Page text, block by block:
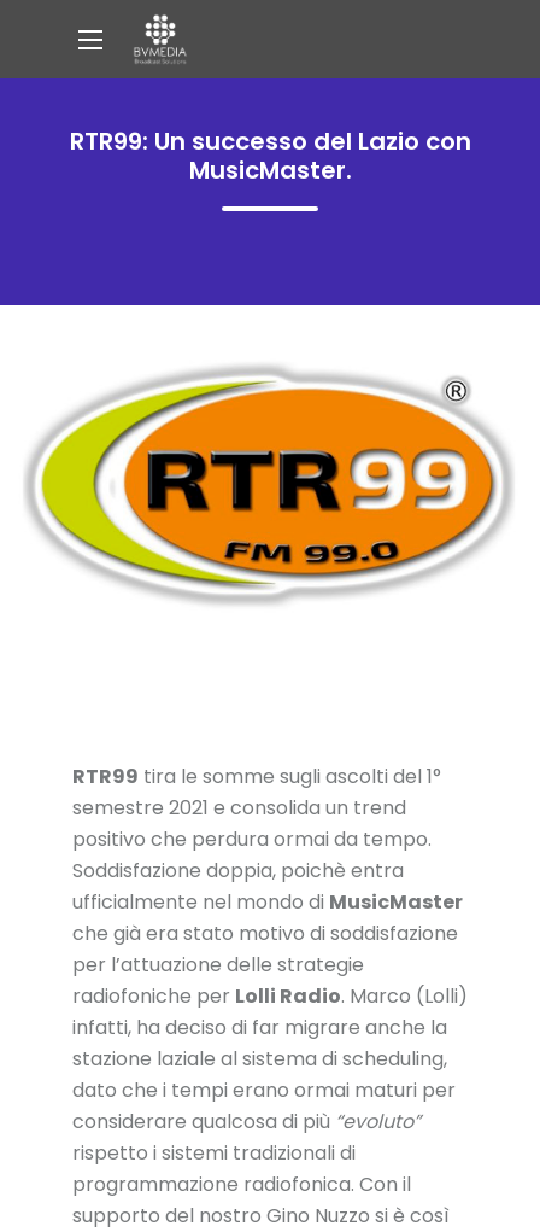
RTR99: Un successo del Lazio con
MusicMaster.
RTR99 tira le somme sugli ascolti del 1°
semestre 2021 e consolida un trend
positivo che perdura ormai da tempo.
Soddisfazione doppia, poichè entra
ufficialmente nel mondo di MusicMaster
che già era stato motivo di soddisfazione
per l’attuazione delle strategie
radiofoniche per Lolli Radio. Marco (Lolli)
infatti, ha deciso di far migrare anche la
stazione laziale al sistema di scheduling,
dato che i tempi erano ormai maturi per
considerare qualcosa di più “evoluto”
rispetto i sistemi tradizionali di
programmazione radiofonica. Con il
supporto del nostro Gino Nuzzo si è così